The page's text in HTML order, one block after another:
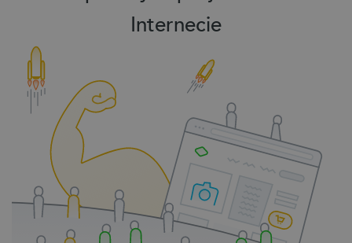
Internecie